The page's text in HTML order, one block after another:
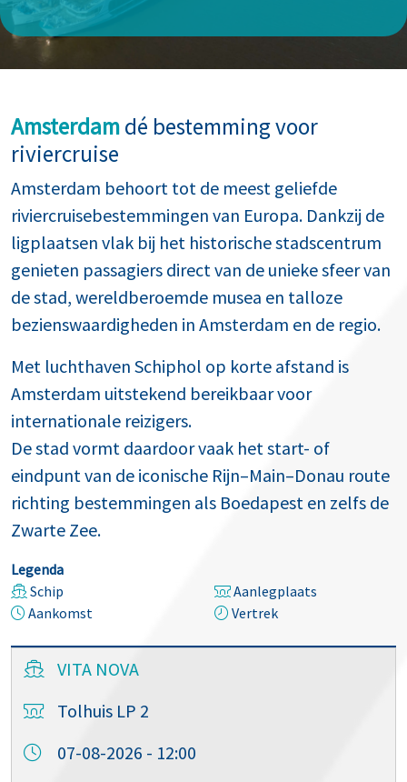
Amsterdamdé bestemming voor
riviercruise
Amsterdam behoort tot de meest geliefde
riviercruisebestemmingen van Europa. Dankzij de
ligplaatsen vlak bij het historische stadscentrum
genieten passagiers direct van de unieke sfeer van
de stad, wereldberoemde musea en talloze
bezienswaardigheden in Amsterdam en de regio.
Met luchthaven Schiphol op korte afstand is
Amsterdam uitstekend bereikbaar voor
internationale reizigers.
De stad vormt daardoor vaak het start- of
eindpunt van de iconische Rijn–Main–Donau route
richting bestemmingen als Boedapest en zelfs de
Zwarte Zee.
Legenda
Schip
Aanlegplaats
Aankomst
Vertrek
VITA NOVA
Tolhuis LP 2
07-08-2026 - 12:00